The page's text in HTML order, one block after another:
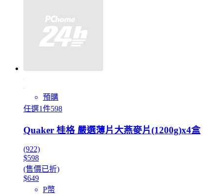
預購
任選1件598
Quaker 桂格 嚴選薄片大燕麥片(1200g)x4盒
(922)
$598
(售價已折)
$649
P幣